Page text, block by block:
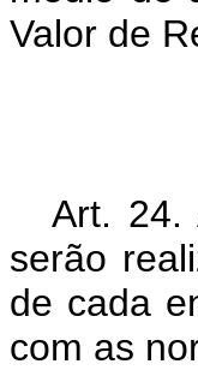
Valor de
Art. 24.
serão
de cada
com as